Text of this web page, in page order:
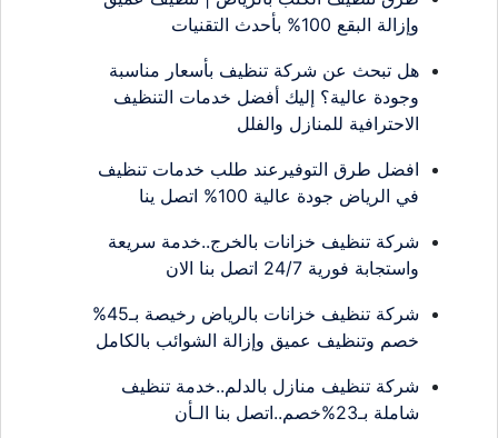
وإزالة البقع 100% بأحدث التقنيات
هل تبحث عن شركة تنظيف بأسعار مناسبة
وجودة عالية؟ إليك أفضل خدمات التنظيف
الاحترافية للمنازل والفلل
افضل طرق التوفيرعند طلب خدمات تنظيف
في الرياض جودة عالية 100% اتصل ينا
شركة تنظيف خزانات بالخرج..خدمة سريعة
واستجابة فورية 24/7 اتصل بنا الان
شركة تنظيف خزانات بالرياض رخيصة بـ45%
خصم وتنظيف عميق وإزالة الشوائب بالكامل
شركة تنظيف منازل بالدلم..خدمة تنظيف
شاملة بـ23%خصم..اتصل بنا الـأن